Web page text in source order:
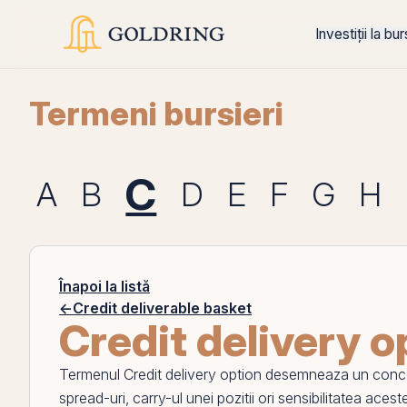
Investiții la
Termeni bursieri
A B C D E F G H
Înapoi la listă
←Credit deliverable basket
Credit delivery
Termenul Credit delivery option desemneaza un
spread-uri, carry-ul unei pozitii ori sensibilitatea